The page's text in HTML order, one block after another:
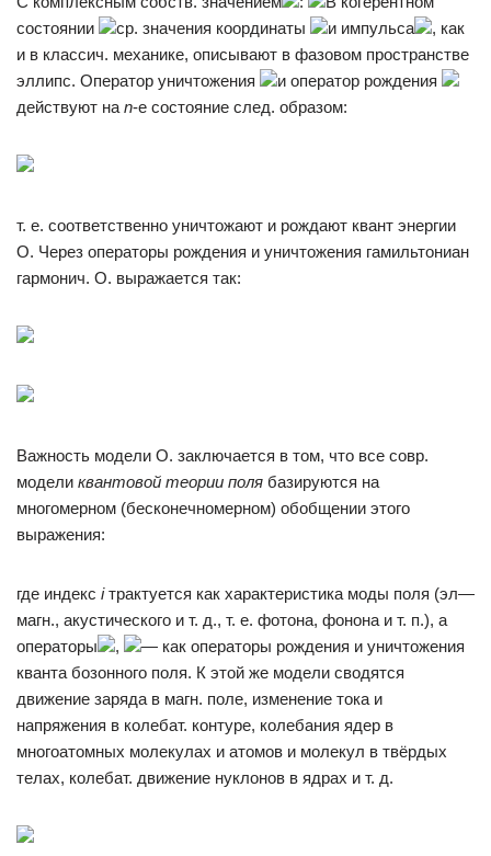
состоянии
ср. значения координаты и импульса
, как
и в классич. механике, описывают в фазовом пространстве
эллипс. Оператор уничтожения
и оператор рождения
действуют на n-е состояние след. образом:
т. е. соответственно уничтожают и рождают квант энергии
О. Через операторы рождения и уничтожения гамильтониан
гармонич. О. выражается так:
Важность модели О. заключается в том, что все совр.
модели квантовой теории поля базируются на
многомерном (бесконечномерном) обобщении этого
выражения:
где индекс iтрактуется как характеристика моды поля (эл—
магн., акустического и т. д., т. е. фотона, фонона и т. п.), а
операторы
,
— как операторы рождения и уничтожения
кванта бозонного поля. К этой же модели сводятся
движение заряда в магн. поле, изменение тока и
напряжения в колебат. контуре, колебания ядер в
многоатомных молекулах и атомов и молекул в твёрдых
телах, колебат. движение нуклонов в ядрах и т. д.